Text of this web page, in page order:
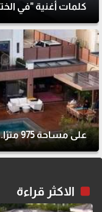
كلمات أغنية "في
على مساحة 975 مترًا.. فيلا محمد صلاح في طرابزون
الاكثر قراءة